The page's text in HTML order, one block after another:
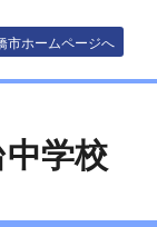
市ホームページへ
学校